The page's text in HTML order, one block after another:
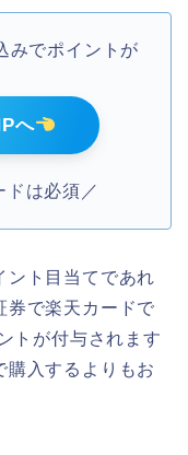
みでポイントが
へ
ドは必須／
ント目当てであれ
券で楽天カードで
トが付与されます
購入するよりもお